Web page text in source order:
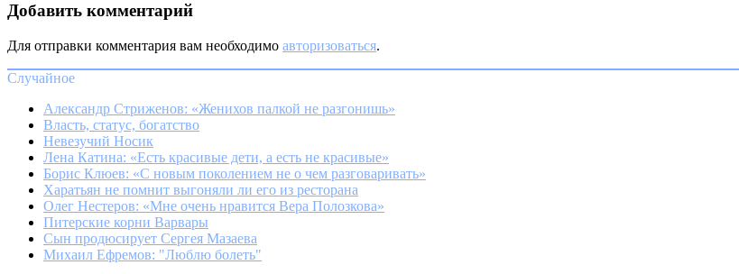
Добавить комментарий
Для отправки комментария вам необходимо авторизоваться.
Случайное
Александр Стриженов: «Женихов палкой не разгонишь»
Власть, статус, богатство
Невезучий Носик
Лена Катина: «Есть красивые дети, а есть не красивые»
Борис Клюев: «С новым поколением не о чем разговаривать»
Харатьян не помнит выгоняли ли его из ресторана
Олег Нестеров: «Мне очень нравится Вера Полозкова»
Питерские корни Варвары
Сын продюсирует Сергея Мазаева
Михаил Ефремов: "Люблю болеть"